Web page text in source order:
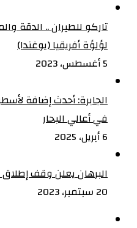
تاركو للطيران .. الدقة
لؤلؤة أفريقيا (يوغندا)
5 أغسطس، 2023
الجابرة: أحدث إضافة
في أعالي البحار
6 أبريل، 2025
البرهان يعلن وقف إطلاق
20 سبتمبر، 2023